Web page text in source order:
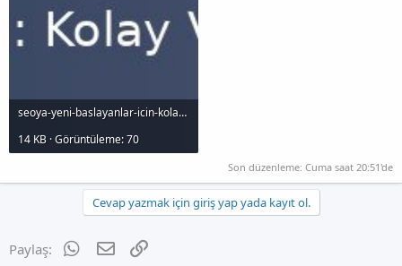
seoya-yeni-baslayanlar-icin-kolay-ve-etkili-ipuclar-2025_1000x120.jpg
14 KB · Görüntüleme: 70
Son düzenleme: Cuma saat 20:51'de
Cevap yazmak için giriş yap yada kayıt ol.
Paylaş: WhatsApp
E-posta